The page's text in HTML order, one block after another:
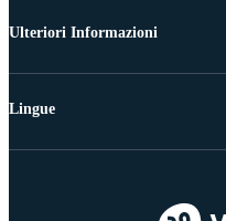
Ulteriori Informazioni
Lingue